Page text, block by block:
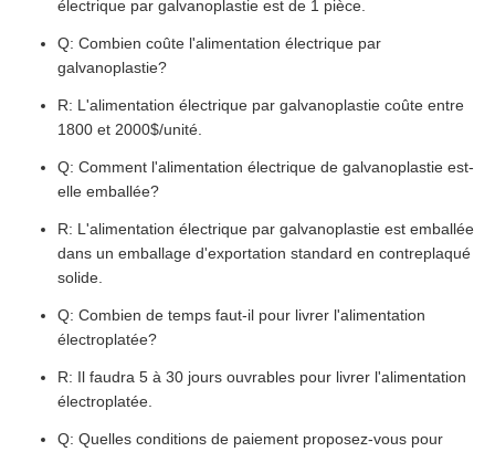
électrique par galvanoplastie est de 1 pièce.
Q: Combien coûte l'alimentation électrique par
galvanoplastie?
R: L'alimentation électrique par galvanoplastie coûte entre
1800 et 2000$/unité.
Q: Comment l'alimentation électrique de galvanoplastie est-
elle emballée?
R: L'alimentation électrique par galvanoplastie est emballée
dans un emballage d'exportation standard en contreplaqué
solide.
Q: Combien de temps faut-il pour livrer l'alimentation
électroplatée?
R: Il faudra 5 à 30 jours ouvrables pour livrer l'alimentation
électroplatée.
Q: Quelles conditions de paiement proposez-vous pour